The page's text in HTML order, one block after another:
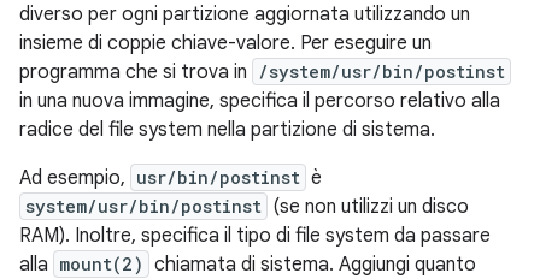
diverso per ogni partizione aggiornata utilizzando un
insieme di coppie chiave-valore. Per eseguire un
programma che si trova in
/system/usr/bin/postinst
in una nuova immagine, specifica il percorso relativo alla
radice del file system nella partizione di sistema.
Ad esempio, usr/bin/postinst è
system/usr/bin/postinst (se non utilizzi un disco
RAM). Inoltre, specifica il tipo di file system da passare
alla mount(2) chiamata di sistema. Aggiungi quanto